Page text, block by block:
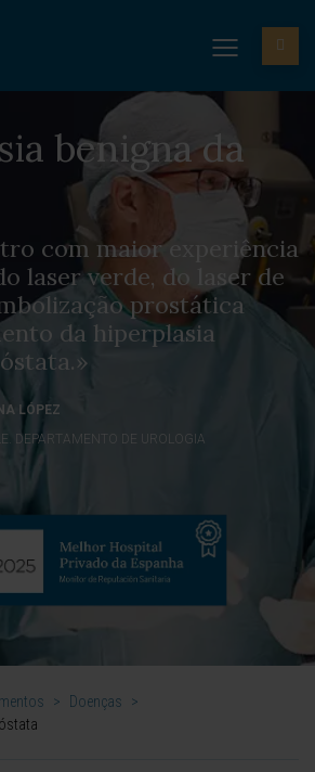
benigna da
com maior experiência
laser verde, do laser de
prostática
da hiperplasia
LÓPEZ
DEPARTAMENTO DE UROLOGIA
> Doenças
>